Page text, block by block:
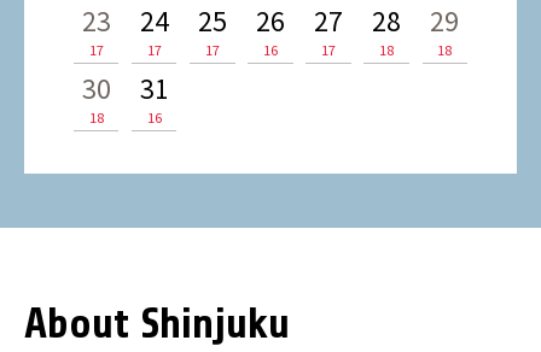
23
17
24
17
25
17
26
16
27
17
28
18
29
18
30
18
31
16
About Shinjuku